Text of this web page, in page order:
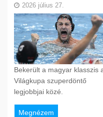
2026 július 27.
Bekerült a magyar klasszis
Világkupa szuperdöntő
legjobbjai közé.
Megnézem